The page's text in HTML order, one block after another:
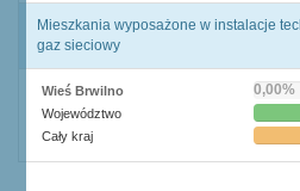
Mieszkania wyposażone w instalacje
gaz sieciowy
Wieś Brwilno 0,00%
Województwo
Cały kraj